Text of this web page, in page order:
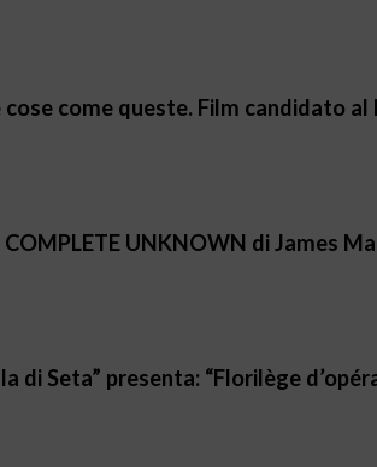
come queste. Film candidato al
UNKNOWN di James
di Seta” presenta: “Florilège